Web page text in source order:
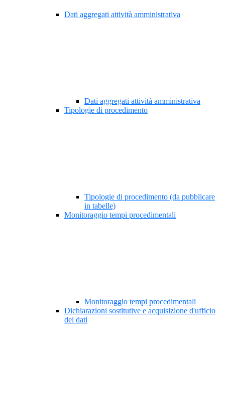
Dati aggregati attività amministrativa
Dati aggregati attività amministrativa
Tipologie di procedimento
Tipologie di procedimento (da pubblicare
in tabelle)
Monitoraggio tempi procedimentali
Monitoraggio tempi procedimentali
Dichiarazioni sostitutive e acquisizione d'ufficio
dei dati